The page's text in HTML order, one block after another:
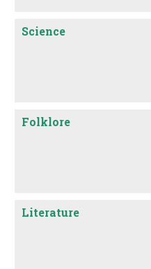
Science
Folklore
Literature